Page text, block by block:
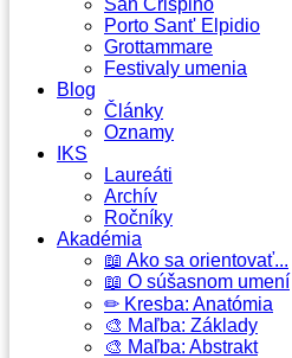
Porto Sant' Elpidio
Grottammare
Festivaly umenia
Blog
Články
Oznamy
IKS
Laureáti
Archív
Ročníky
Akadémia
📖 Ako sa orientovať...
📖 O súšasnom umení
✏ Kresba: Anatómia
🎨 Maľba: Základy
🎨 Maľba: Abstrakt